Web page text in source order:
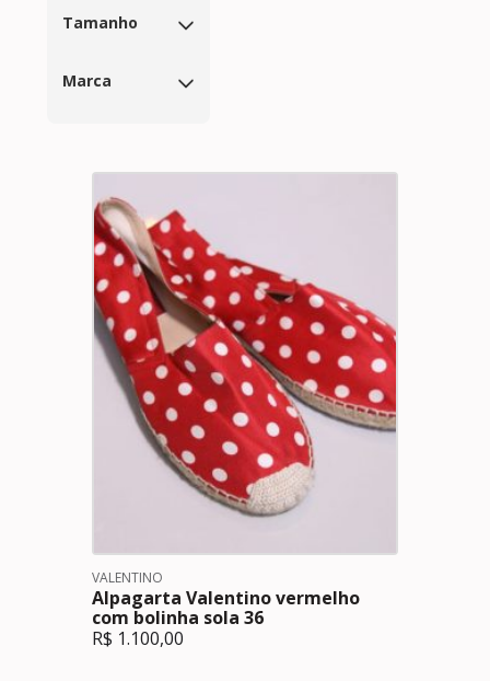
Tamanho
Marca
VALENTINO
Alpagarta Valentino vermelho
com bolinha sola 36
R$ 1.100,00